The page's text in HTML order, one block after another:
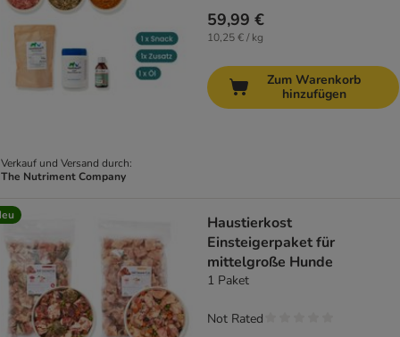
Verkauf und Versand durch:
The Nutriment Company
59,99 €
10,25 € / kg
Zum Warenkorb
hinzufügen
Haustierkost
Einsteigerpaket für
mittelgroße Hunde
1 Paket
Not Rated